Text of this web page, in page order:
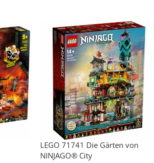
LEGO 71741 Die Gärten von
NINJAGO® City